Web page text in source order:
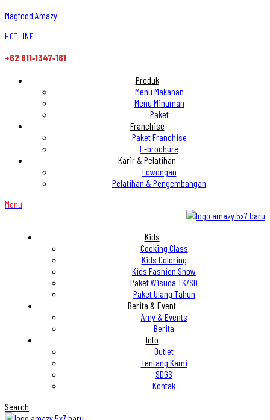
Magfood Amazy
HOTLINE
+62 811‑1347‑161
Produk
Menu Makanan
Menu Minuman
Paket
Franchise
Paket Franchise
E-brochure
Karir & Pelatihan
Lowongan
Pelatihan & Pengembangan
Menu
Kids
Cooking Class
Kids Coloring
Kids Fashion Show
Paket Wisuda TK/SD
Paket Ulang Tahun
Berita & Event
Amy & Events
Berita
Info
Outlet
Tentang Kami
SDGS
Kontak
Search